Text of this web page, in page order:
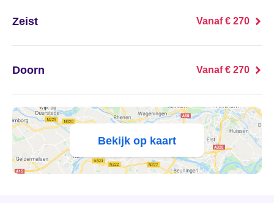
's Heerenberg
's Hertogenbosch
's-Graveland
't Goy
Zeist Vanaf € 270
Doorn Vanaf € 270
Bekijk op kaart